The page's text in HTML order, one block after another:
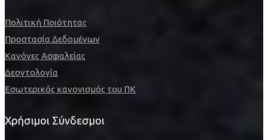
Πολιτική Ποιότητας
Προστασία Δεδομένων
Κανόνες Ασφαλείας
Δεοντολογία
Εσωτερικός κανονισμός του ΠΚ
Χρήσιμοι Σύνδεσμοι